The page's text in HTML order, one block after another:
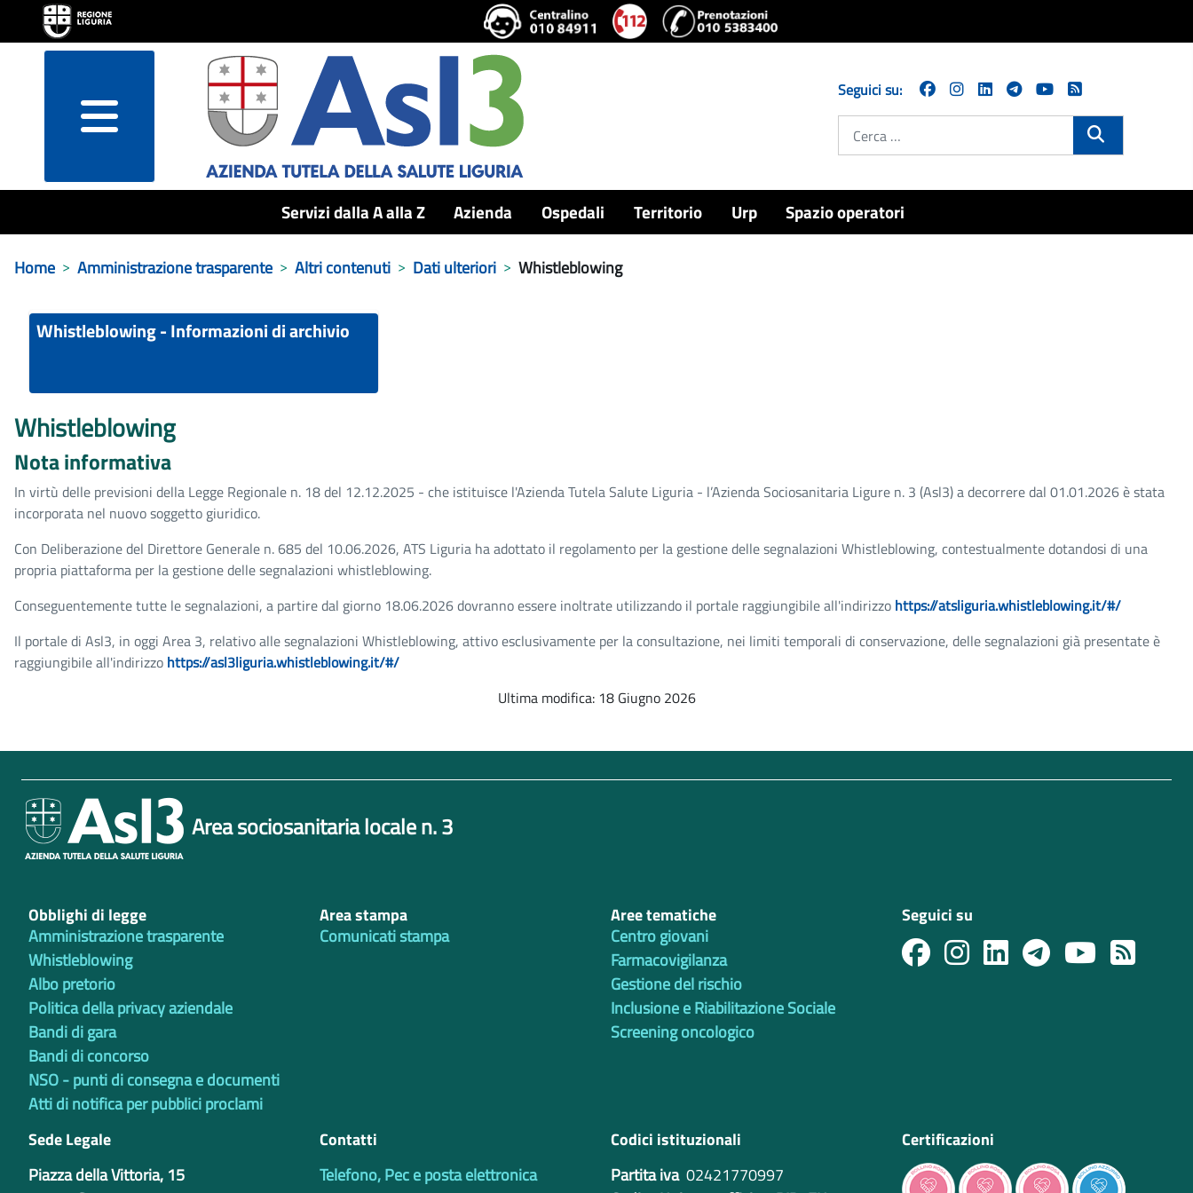
menu
Seguici su:
Cerca
Servizi dalla A alla Z Azienda Ospedali Territorio Urp Spazio operatori
Home Amministrazione trasparente Altri contenuti Dati ulteriori Whistleblowing
Whistleblowing - Informazioni di archivio
Whistleblowing
Nota informativa
In virtù delle previsioni della Legge Regionale n. 18 del 12.12.2025 - che istituisce l'Azienda Tutela Salute Liguria - l’Azienda Sociosanitaria Ligure n. 3 (Asl3) a decorrere dal 01.01.2026 è stata
incorporata nel nuovo soggetto giuridico.
Con Deliberazione del Direttore Generale n. 685 del 10.06.2026, ATS Liguria ha adottato il regolamento per la gestione delle segnalazioni Whistleblowing, contestualmente dotandosi di una
propria piattaforma per la gestione delle segnalazioni whistleblowing.
Conseguentemente tutte le segnalazioni, a partire dal giorno 18.06.2026 dovranno essere inoltrate utilizzando il portale raggiungibile all'indirizzo https://atsliguria.whistleblowing.it/#/
Il portale di Asl3, in oggi Area 3, relativo alle segnalazioni Whistleblowing, attivo esclusivamente per la consultazione, nei limiti temporali di conservazione, delle segnalazioni già presentate è
raggiungibile all'indirizzo https://asl3liguria.whistleblowing.it/#/
Ultima modifica: 18 Giugno 2026
Area sociosanitaria locale n. 3
Obblighi di legge
Amministrazione trasparente
Whistleblowing
Albo pretorio
Politica della privacy aziendale
Bandi di gara
Bandi di concorso
NSO - punti di consegna e documenti
Atti di notifica per pubblici proclami
Area stampa
Comunicati stampa
Aree tematiche
Centro giovani
Farmacovigilanza
Gestione del rischio
Inclusione e Riabilitazione Sociale
Screening oncologico
Seguici su
Sede Legale
Piazza della Vittoria, 15
Contatti
Telefono, Pec e posta elettronica
Codici istituzionali
Partita iva 02421770997
Certificazioni